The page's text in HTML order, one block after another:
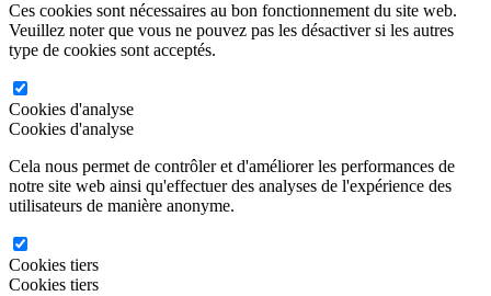
Ces cookies sont nécessaires au bon fonctionnement du site web.
Veuillez noter que vous ne pouvez pas les désactiver si les autres
type de cookies sont acceptés.
Cookies d'analyse
Cookies d'analyse
Cela nous permet de contrôler et d'améliorer les performances de
notre site web ainsi qu'effectuer des analyses de l'expérience des
utilisateurs de manière anonyme.
Cookies tiers
Cookies tiers